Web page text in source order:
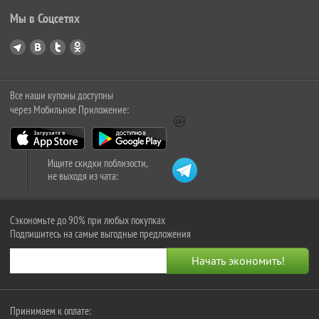
Мы в Соцсетях
Все наши купоны доступны
через Мобильное Приложение:
Ищите скидки поблизости,
не выходя из чата:
Сэкономьте до 90% при любых покупках
Подпишитесь на самые выгодные предложения
Принимаем к оплате: